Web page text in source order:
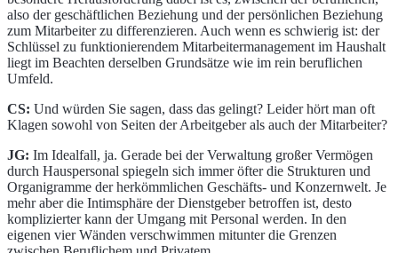
also der geschäftlichen Beziehung und der persönlichen Beziehung
zum Mitarbeiter zu differenzieren. Auch wenn es schwierig ist: der
Schlüssel zu funktionierendem Mitarbeitermanagement im Haushalt
liegt im Beachten derselben Grundsätze wie im rein beruflichen
Umfeld.
CS: Und würden Sie sagen, dass das gelingt? Leider hört man oft
Klagen sowohl von Seiten der Arbeitgeber als auch der Mitarbeiter?
JG: Im Idealfall, ja. Gerade bei der Verwaltung großer Vermögen
durch Hauspersonal spiegeln sich immer öfter die Strukturen und
Organigramme der herkömmlichen Geschäfts- und Konzernwelt. Je
mehr aber die Intimsphäre der Dienstgeber betroffen ist, desto
komplizierter kann der Umgang mit Personal werden. In den
eigenen vier Wänden verschwimmen mitunter die Grenzen